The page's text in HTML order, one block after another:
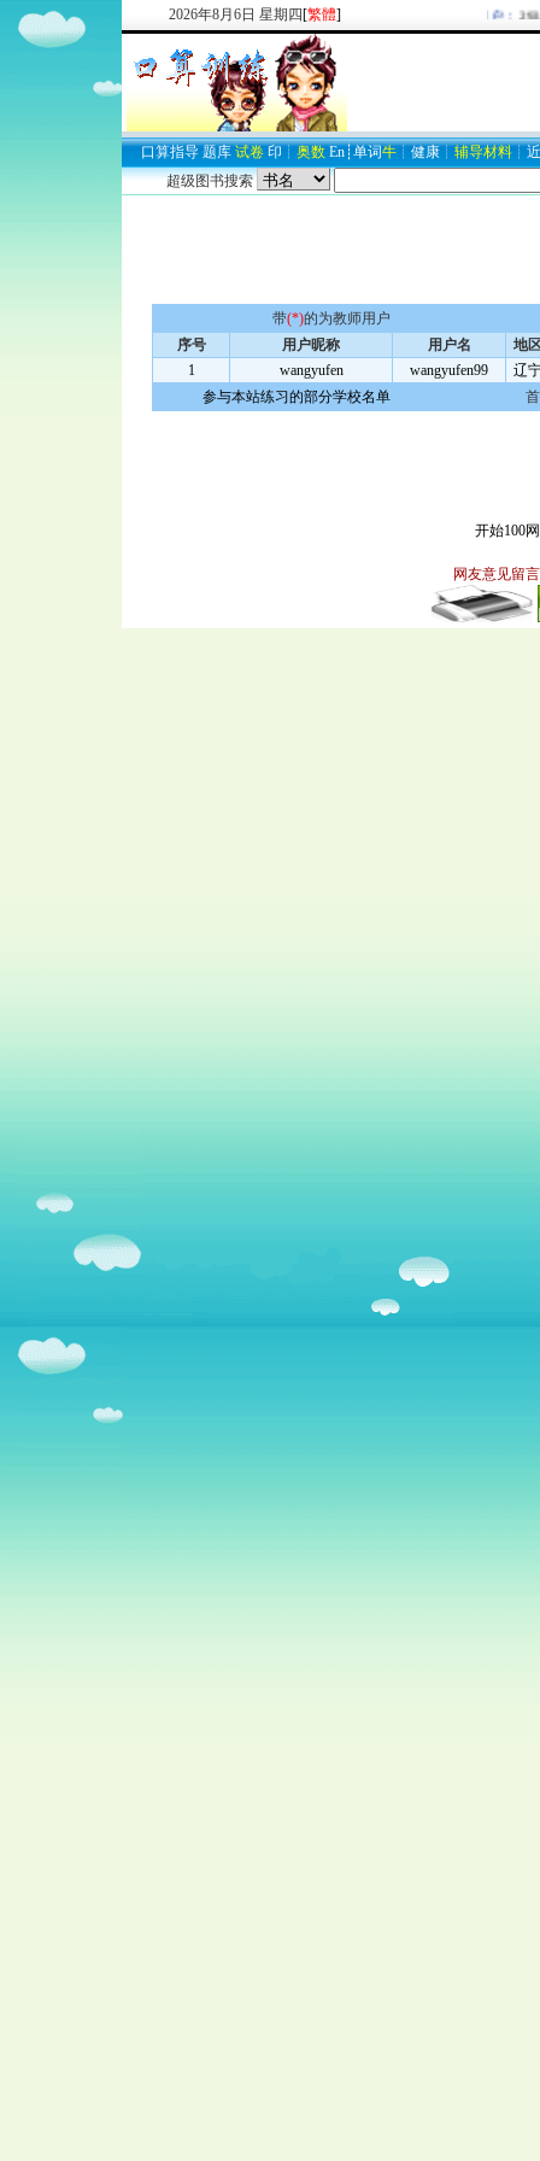
2026年8月 6日 星期四 [繁體] 欢迎新注册用户：
口算指导 题库 试卷 印 ┊ 奥数 En ┊ 单词牛 ┊ 健康 ┊ 辅导材料 ┊
超级图书搜索
带(*)的为教师用户
序号
用户昵称 用户名
地
1
wangyufen wangyufen99
辽
参与本站练习的部分学校名单
开始100
网友意见留